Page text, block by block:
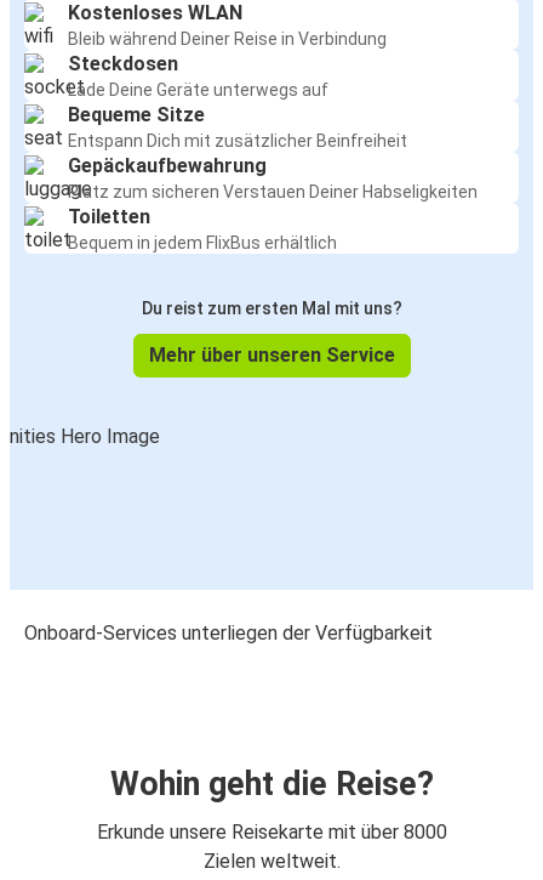
Kostenloses WLAN
Bleib während Deiner Reise in Verbindung
Steckdosen
Lade Deine Geräte unterwegs auf
Bequeme Sitze
Entspann Dich mit zusätzlicher Beinfreiheit
Gepäckaufbewahrung
Platz zum sicheren Verstauen Deiner Habseligkeiten
Toiletten
Bequem in jedem FlixBus erhältlich
Du reist zum ersten Mal mit uns?
Mehr über unseren Service
Onboard-Services unterliegen der Verfügbarkeit
Wohin geht die Reise?
Erkunde unsere Reisekarte mit über 8000
Zielen weltweit.